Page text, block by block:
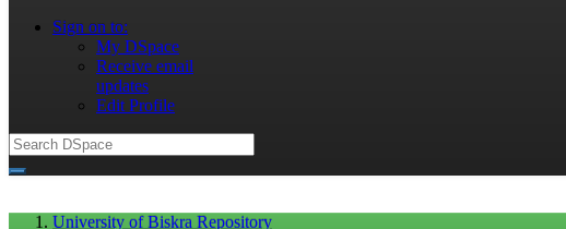
Sign on to:
My DSpace
Receive email
updates
Edit Profile
University of Biskra Repository